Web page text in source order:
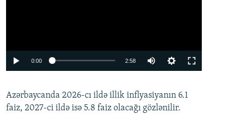
0:00 2:58
360p
480p
Azərbaycanda 2026-cı ildə illik inflyasiyanın 6.1
faiz, 2027-ci ildə isə 5.8 faiz olacağı gözlənilir.